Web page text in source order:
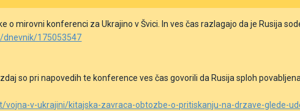
o mirovni konferenci za Ukrajino v Švici. In ves čas razlagajo da je Rusija
dnevnik/175053547
so pri napovedih te konference ves čas govorili da Rusija sploh
vojna-v-ukrajini/kitajska-zavraca-obtozbe-o-pritiskanju-na-drzave-glede-